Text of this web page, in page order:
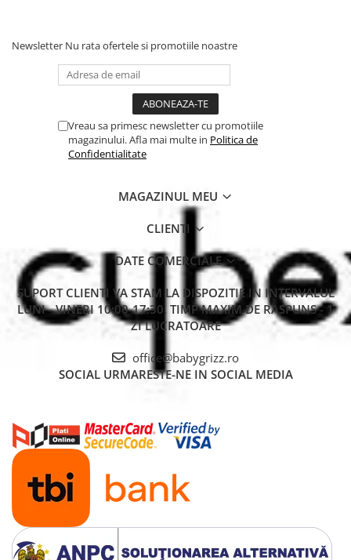
Sistem de ventilare integrat in spatarul scaunului
Asa cum stim, copiii nu pot ramane nemiscati pentru perioade
lungi de timp. Datorita constructiei sezutului scaunului auto
Swandoo Charlie, presiunea exercitata de copil se distribuie pe o
suprafata mai mare, facand calatoriile lungi mai confortabile.
In plus, scaunul are multe orificii de ventilatie si tesaturile cu
ceea ce duce la o circulatie excelenta a aerului, regland
temperatura corpului si oferind confort maxim.
calatorie, fie ca e una de cateva minute sau una de cateva ore.
Tesaturi certificate Oeko-Tex
Fiind un model premium de scaun auto pentru copii, materialele
textile folosite in fabricarea huselor scaunului auto Swandoo
Charlie sunt certificate conform Oeko-Tex Standard 100, cee a ce
inseamna o garantare a faptului ca indeplinesc cele mai stricte
standarde de siguranta si mediu.
Newsletter Nu rata ofertele si promotiile noastre
Vreau sa primesc newsletter cu promotiile
magazinului. Afla mai multe in Politica de
Confidentialitate
MAGAZINUL MEU
CLIENTI
DATE COMERCIALE
SUPORT CLIENTI VA STAM LA DISPOZITIE IN INTERVALUL
LUNI - VINERI 10:00-17:30. TIMP MAXIM DE RASPUNS - 1
ZI LUCRATOARE
office@babygrizz.ro
SOCIAL URMARESTE-NE IN SOCIAL MEDIA